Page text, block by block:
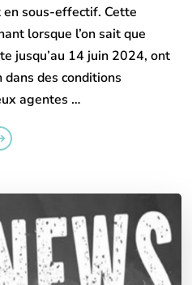
en sous-effectif. Cette
lorsque l’on sait que
jusqu’au 14 juin 2024, ont
des conditions
agentes …